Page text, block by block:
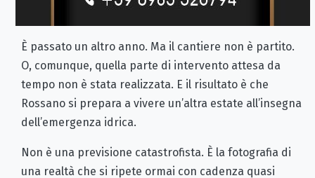
È passato un altro anno. Ma il cantiere non è partito.
O, comunque, quella parte di intervento attesa da
tempo non è stata realizzata. E il risultato è che
Rossano si prepara a vivere un’altra estate all’insegna
dell’emergenza idrica.
Non è una previsione catastrofista. È la fotografia di
una realtà che si ripete ormai con cadenza quasi